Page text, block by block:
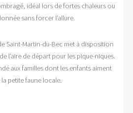
idéal lors de fortes chaleurs ou
sans forcer l’allure.
Saint-Martin-du-Bec met à disposition
l’aire de départ pour les pique-niques.
aux familles dont les enfants aiment
la petite faune locale.